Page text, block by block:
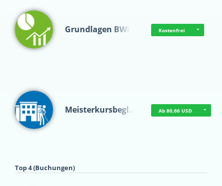
Grundlagen BWL Kostenfrei
Meisterkursbegl… Ab 80,66 USD
Top 4 (Buchungen)